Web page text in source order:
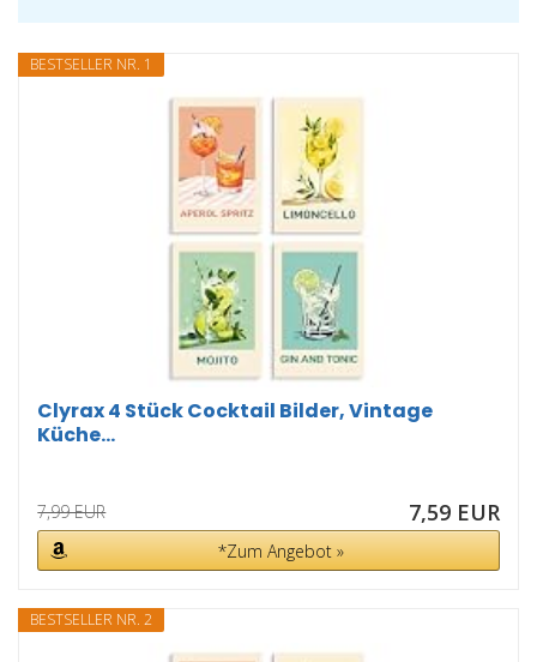
BESTSELLER NR. 1
Clyrax 4 Stück Cocktail Bilder, Vintage
Küche...
7,99 EUR 7,59 EUR
*Zum Angebot »
BESTSELLER NR. 2